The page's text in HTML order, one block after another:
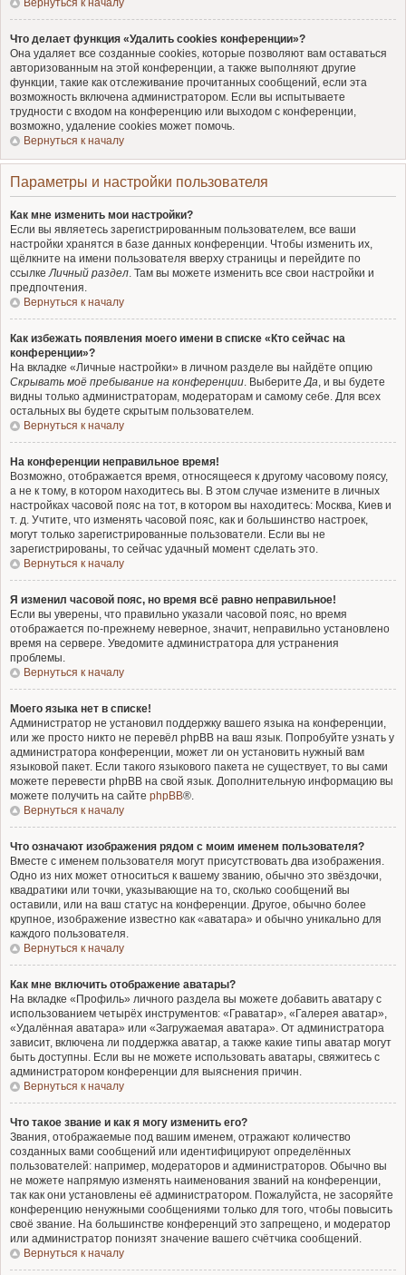
Вернуться к началу
Что делает функция «Удалить cookies конференции»?
Она удаляет все созданные cookies, которые позволяют вам оставаться
авторизованным на этой конференции, а также выполняют другие
функции, такие как отслеживание прочитанных сообщений, если эта
возможность включена администратором. Если вы испытываете
трудности с входом на конференцию или выходом с конференции,
возможно, удаление cookies может помочь.
Вернуться к началу
Параметры и настройки пользователя
Как мне изменить мои настройки?
Если вы являетесь зарегистрированным пользователем, все ваши
настройки хранятся в базе данных конференции. Чтобы изменить их,
щёлкните на имени пользователя вверху страницы и перейдите по
ссылкеЛичный раздел. Там вы можете изменить все свои настройки и
предпочтения.
Вернуться к началу
Как избежать появления моего имени в списке «Кто сейчас на
конференции»?
На вкладке «Личные настройки» в личном разделе вы найдёте опцию
Скрывать моё пребывание на конференции. ВыберитеДа, и вы будете
видны только администраторам, модераторам и самому себе. Для всех
остальных вы будете скрытым пользователем.
Вернуться к началу
На конференции неправильное время!
Возможно, отображается время, относящееся к другому часовому поясу,
а не к тому, в котором находитесь вы. В этом случае измените в личных
настройках часовой пояс на тот, в котором вы находитесь: Москва, Киев и
т. д. Учтите, что изменять часовой пояс, как и большинство настроек,
могут только зарегистрированные пользователи. Если вы не
зарегистрированы, то сейчас удачный момент сделать это.
Вернуться к началу
Я изменил часовой пояс, но время всё равно неправильное!
Если вы уверены, что правильно указали часовой пояс, но время
отображается по-прежнему неверное, значит, неправильно установлено
время на сервере. Уведомите администратора для устранения
проблемы.
Вернуться к началу
Моего языка нет в списке!
Администратор не установил поддержку вашего языка на конференции,
или же просто никто не перевёл phpBB на ваш язык. Попробуйте узнать у
администратора конференции, может ли он установить нужный вам
языковой пакет. Если такого языкового пакета не существует, то вы сами
можете перевести phpBB на свой язык. Дополнительную информацию вы
можете получить на сайте phpBB®.
Вернуться к началу
Что означают изображения рядом с моим именем пользователя?
Вместе с именем пользователя могут присутствовать два изображения.
Одно из них может относиться к вашему званию, обычно это звёздочки,
квадратики или точки, указывающие на то, сколько сообщений вы
оставили, или на ваш статус на конференции. Другое, обычно более
крупное, изображение известно как «аватара» и обычно уникально для
каждого пользователя.
Вернуться к началу
Как мне включить отображение аватары?
На вкладке «Профиль» личного раздела вы можете добавить аватару с
использованием четырёх инструментов: «Граватар», «Галерея аватар»,
«Удалённая аватара» или «Загружаемая аватара». От администратора
зависит, включена ли поддержка аватар, а также какие типы аватар могут
быть доступны. Если вы не можете использовать аватары, свяжитесь с
администратором конференции для выяснения причин.
Вернуться к началу
Что такое звание и как я могу изменить его?
Звания, отображаемые под вашим именем, отражают количество
созданных вами сообщений или идентифицируют определённых
пользователей: например, модераторов и администраторов. Обычно вы
не можете напрямую изменять наименования званий на конференции,
так как они установлены её администратором. Пожалуйста, не засоряйте
конференцию ненужными сообщениями только для того, чтобы повысить
своё звание. На большинстве конференций это запрещено, и модератор
или администратор понизят значение вашего счётчика сообщений.
Вернуться к началу